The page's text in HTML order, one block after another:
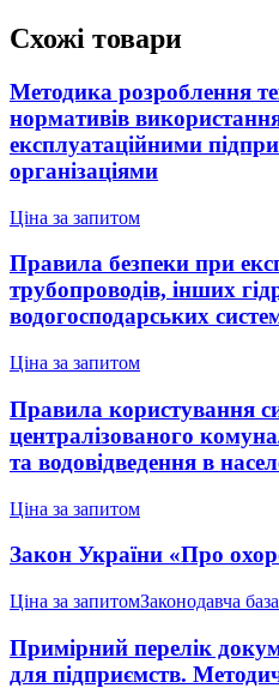
Схожі товари
Методика розроблення
нормативів
експлуатаційними
організаціями
Ціна за запитом
Правила безпеки при
трубопроводів, інших
водогосподарських
Ціна за запитом
Правила користування
централізованого
та водовідведення в
Ціна за запитом
Закон України «Про
Ціна за запитомЗаконодавча база
Примірний перелік
для підприємств.